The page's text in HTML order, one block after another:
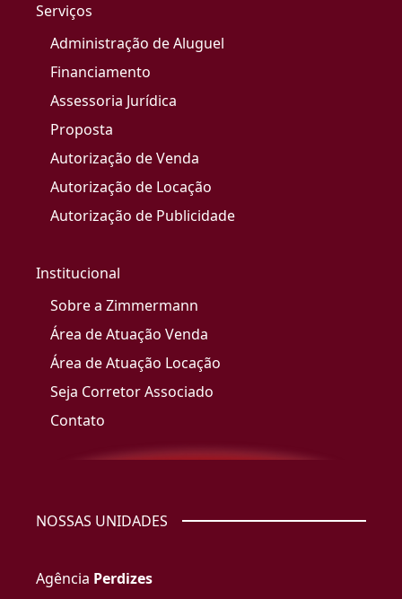
Serviços
Administração de Aluguel
Financiamento
Assessoria Jurídica
Proposta
Autorização de Venda
Autorização de Locação
Autorização de Publicidade
Institucional
Sobre a Zimmermann
Área de Atuação Venda
Área de Atuação Locação
Seja Corretor Associado
Contato
NOSSAS UNIDADES
Agência Perdizes